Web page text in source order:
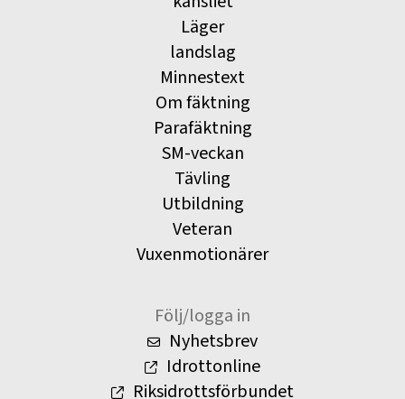
Läger
landslag
Minnestext
Om fäktning
Parafäktning
SM-veckan
Tävling
Utbildning
Veteran
Vuxenmotionärer
Följ/logga in
Nyhetsbrev
Idrottonline
Riksidrottsförbundet